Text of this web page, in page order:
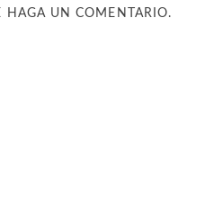
HAGA UN COMENTARIO.